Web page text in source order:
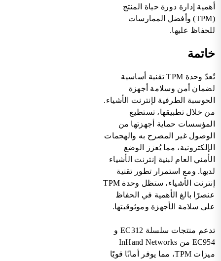
أهمية إدارة دورة حياة المنتج
(TPM) وأفضل الممارسات
للحفاظ عليها.
خاتمة
تُعدّ وحدة TPM تقنية أساسية
لضمان أمن وسلامة أجهزة
الحوسبة الطرفية لإنترنت الأشياء.
من خلال تطبيقها، تستطيع
المؤسسات حماية أجهزتها من
الوصول غير المصرح به والهجمات
الإلكترونية، مما يُعزز الوضع
الأمني العام لبنية إنترنت الأشياء
لديها. ومع استمرار تطور تقنية
إنترنت الأشياء، ستظل وحدة TPM
عنصرًا بالغ الأهمية في الحفاظ
على سلامة الأجهزة وموثوقيتها.
تدعم منتجات سلسلة EC312 و
EC954 من InHand Networks
ميزات TPM، مما يوفر أمانًا قويًا